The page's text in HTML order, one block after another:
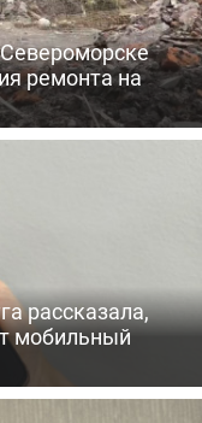
ремонта на
рассказала,
мобильный